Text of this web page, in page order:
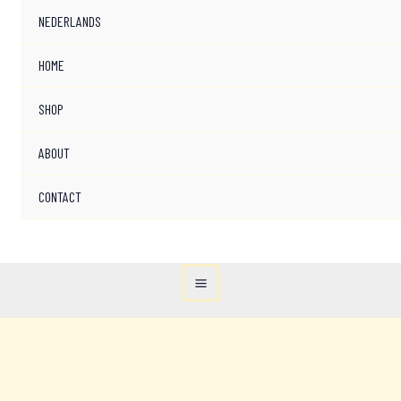
NEDERLANDS
HOME
SHOP
ABOUT
CONTACT